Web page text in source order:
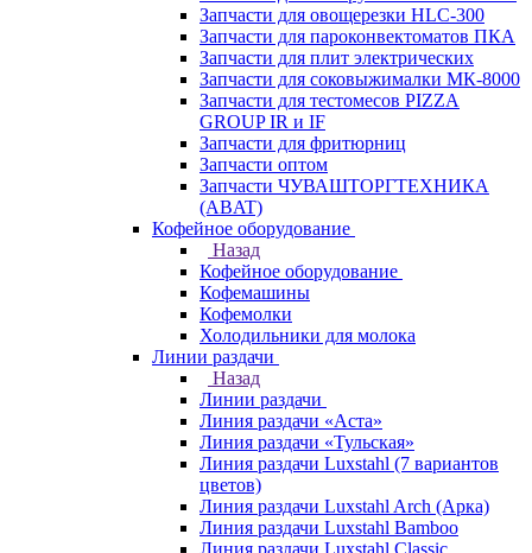
Запчасти для овощерезки HLC-300
Запчасти для пароконвектоматов ПКА
Запчасти для плит электрических
Запчасти для соковыжималки МК-8000
Запчасти для тестомесов PIZZA
GROUP IR и IF
Запчасти для фритюрниц
Запчасти оптом
Запчасти ЧУВАШТОРГТЕХНИКА
(ABAT)
Кофейное оборудование
Назад
Кофейное оборудование
Кофемашины
Кофемолки
Холодильники для молока
Линии раздачи
Назад
Линии раздачи
Линия раздачи «Аста»
Линия раздачи «Тульская»
Линия раздачи Luxstahl (7 вариантов
цветов)
Линия раздачи Luxstahl Arch (Арка)
Линия раздачи Luxstahl Bamboo
Линия раздачи Luxstahl Classic